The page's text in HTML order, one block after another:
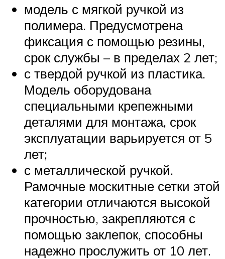
модель с мягкой ручкой из
полимера. Предусмотрена
фиксация с помощью резины,
срок службы – в пределах 2 лет;
с твердой ручкой из пластика.
Модель оборудована
специальными крепежными
деталями для монтажа, срок
эксплуатации варьируется от 5
лет;
с металлической ручкой.
Рамочные москитные сетки этой
категории отличаются высокой
прочностью, закрепляются с
помощью заклепок, способны
надежно прослужить от 10 лет.